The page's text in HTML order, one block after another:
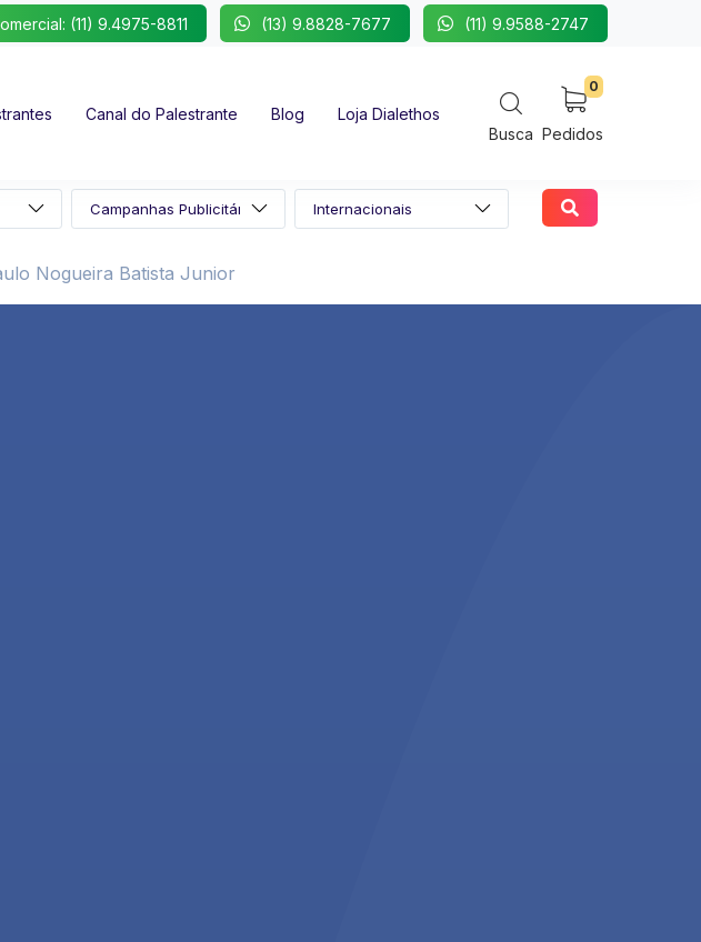
(11) 9.4975-8811 (13) 9.8828-7677 (11) 9.9588-2747
Canal do Palestrante Blog
Loja Dialethos
Busca
0
Pedidos
Nogueira Batista Junior